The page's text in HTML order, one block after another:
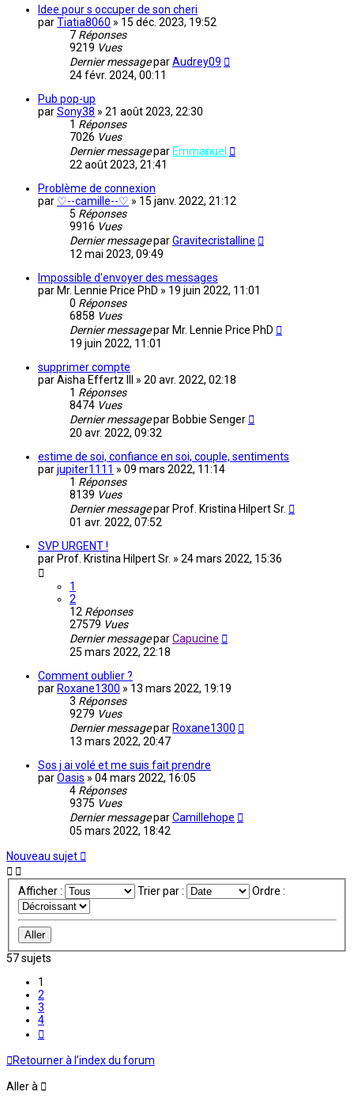
Idee pour s occuper de son cheri
parTiatia8060 » 15 déc. 2023, 19:52
7 Réponses
9219 Vues
Dernier messageparAudrey09
24 févr. 2024, 00:11
Pub pop-up
parSony38 » 21 août 2023, 22:30
1 Réponses
7026 Vues
Dernier messagepar Emmanuel
22 août 2023, 21:41
Problème de connexion
par ♡--camille--♡ » 15 janv. 2022, 21:12
5 Réponses
9916 Vues
Dernier messageparGravitecristalline
12 mai 2023, 09:49
Impossible d'envoyer des messages
par Mr. Lennie Price PhD » 19 juin 2022, 11:01
0 Réponses
6858 Vues
Dernier messagepar Mr. Lennie Price PhD
19 juin 2022, 11:01
supprimer compte
parAisha Effertz III » 20 avr. 2022, 02:18
1 Réponses
8474 Vues
Dernier messagepar Bobbie Senger
20 avr. 2022, 09:32
estime de soi, confiance en soi, couple, sentiments
parjupiter1111 » 09 mars 2022, 11:14
1 Réponses
8139 Vues
Dernier messagepar Prof. Kristina Hilpert Sr.
01 avr. 2022, 07:52
SVP URGENT !
par Prof. Kristina Hilpert Sr. » 24 mars 2022, 15:36
1
2
12 Réponses
27579 Vues
Dernier messageparCapucine
25 mars 2022, 22:18
Comment oublier ?
par Roxane1300 » 13 mars 2022, 19:19
3 Réponses
9279 Vues
Dernier messagepar Roxane1300
13 mars 2022, 20:47
Sos j ai volé et me suis fait prendre
parOasis » 04 mars 2022, 16:05
4 Réponses
9375 Vues
Dernier messageparCamillehope
05 mars 2022, 18:42
Nouveau sujet
Afficher : Trier par : Ordre :
57 sujets
1
2
3
4
Retourner à l’index du forum
Aller à